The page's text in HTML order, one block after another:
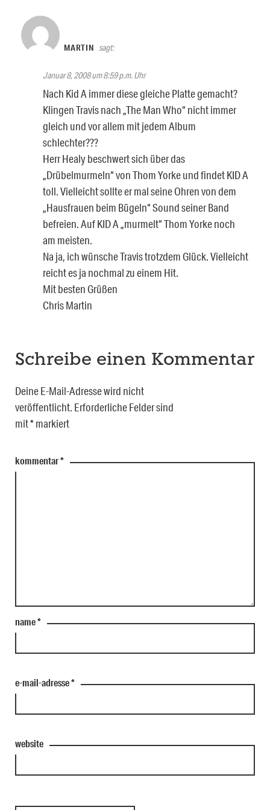
MARTIN sagt:
Januar 8, 2008 um 8:59 p.m. Uhr
Nach Kid A immer diese gleiche Platte gemacht?
Klingen Travis nach „The Man Who“ nicht immer
gleich und vor allem mit jedem Album
schlechter???
Herr Healy beschwert sich über das
„Drübelmurmeln“ von Thom Yorke und findet KID A
toll. Vielleicht sollte er mal seine Ohren von dem
„Hausfrauen beim Bügeln“ Sound seiner Band
befreien. Auf KID A „murmelt“ Thom Yorke noch
am meisten.
Na ja, ich wünsche Travis trotzdem Glück. Vielleicht
reicht es ja nochmal zu einem Hit.
Mit besten Grüßen
Chris Martin
Schreibe einen Kommentar
Deine E-Mail-Adresse wird nicht
veröffentlicht. Erforderliche Felder sind
mit*markiert
kommentar*
name*
e-mail-adresse*
website